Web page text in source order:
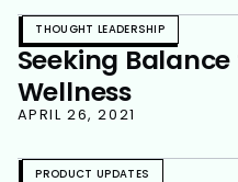
THOUGHT LEADERSHIP
Seeking
Wellness
APRIL 26, 2021
PRODUCT UPDATES